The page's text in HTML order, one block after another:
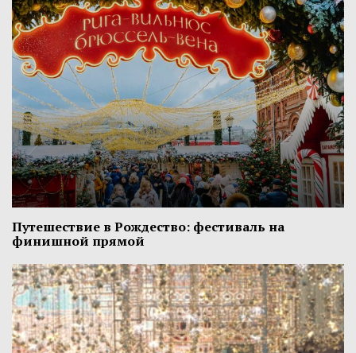
Путешествие в Рождество: фестиваль на
финишной прямой